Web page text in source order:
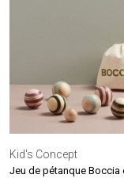
Kid's Concept
Jeu de pétanque Boccia